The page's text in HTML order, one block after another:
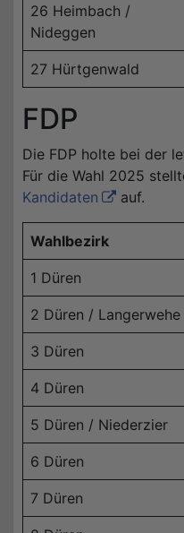
26 Heimbach /
Nideggen
27 Hürtgenwald
FDP
Die FDP holte bei der
Für die Wahl 2025
Kandidaten
auf.
Wahlbezirk
1 Düren
2 Düren / Langerwehe
3 Düren
4 Düren
5 Düren / Niederzier
6 Düren
7 Düren